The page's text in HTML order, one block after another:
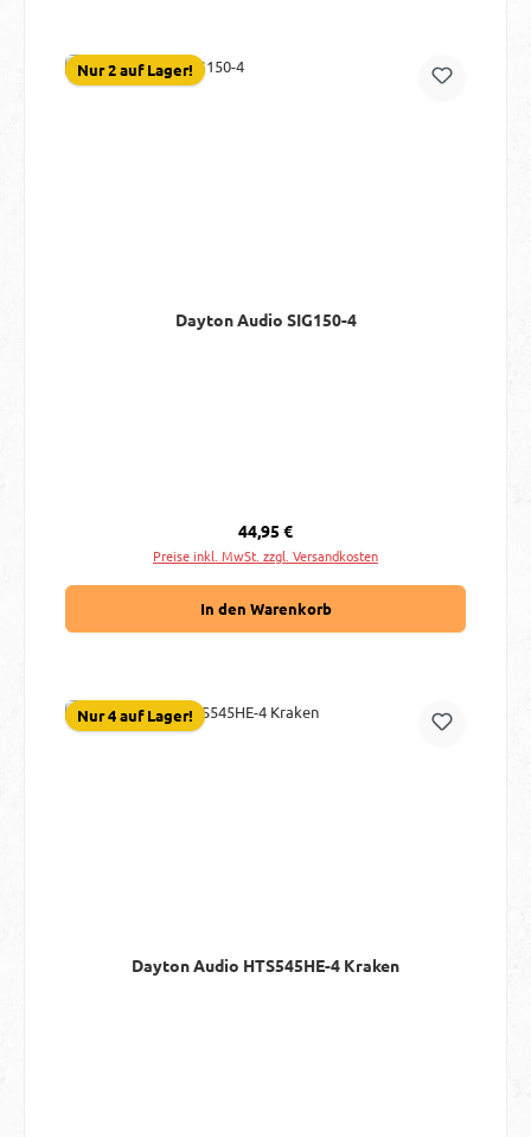
Nur 2 auf Lager!
Dayton Audio SIG150-4
Regulärer Preis:
44,95 €
Preise inkl. MwSt. zzgl. Versandkosten
In den Warenkorb
Nur 4 auf Lager!
Dayton Audio HTS545HE-4 Kraken